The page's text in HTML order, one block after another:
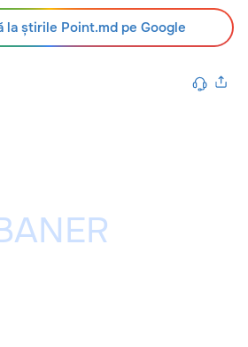
la știrile Point.md pe Google